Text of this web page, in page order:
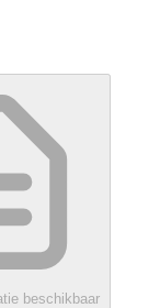
beschikbaar